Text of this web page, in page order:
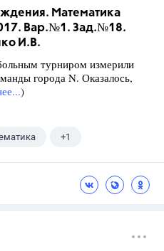
Математика
Вар.№1. Зад.№18.
И.В.
турниром измерили
города N. Оказалось,
)
+1